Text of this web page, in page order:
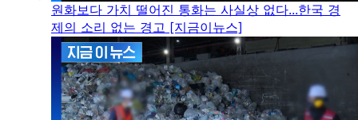
원화보다 가치 떨어진 통화는 사실상 없다...한국 경
제의 소리 없는 경고 [지금이뉴스]